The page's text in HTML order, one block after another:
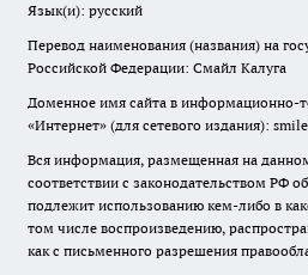
Язык(и): русский
Перевод наименования (названия) на
Российской Федерации: Смайл Калуга
Доменное имя сайта в информационно-
«Интернет» (для сетевого издания):
Вся информация, размещенная на
соответствии с законодательством РФ
подлежит использованию кем-либо в
том числе воспроизведению,
как с письменного разрешения